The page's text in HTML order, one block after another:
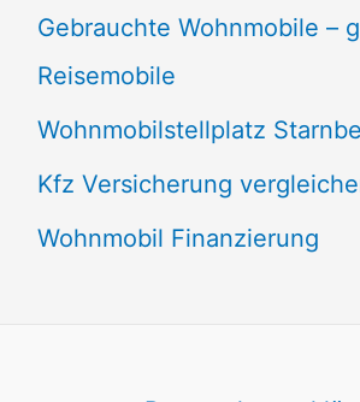
Gebrauchte Wohnmobile –
Reisemobile
Wohnmobilstellplatz
Kfz Versicherung
Wohnmobil Finanzierung